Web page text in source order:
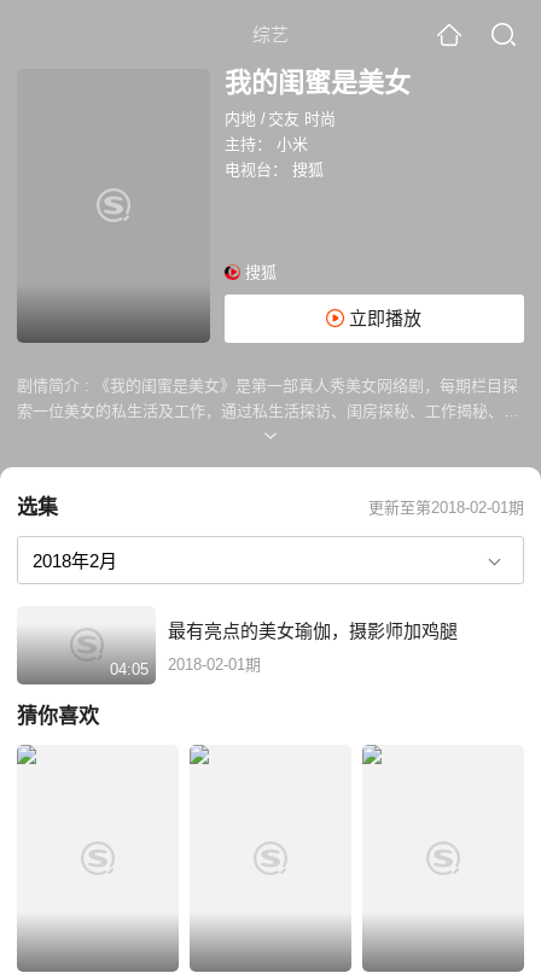
综艺
我的闺蜜是美女
内地 / 交友 时尚
主持：
小米
电视台：
搜狐
搜狐
立即播放
剧情简介 :
《我的闺蜜是美女》是第一部真人秀美女网络剧，每期栏目探
索一位美女的私生活及工作，通过私生活探访、闺房探秘、工作揭秘、闺
蜜爆料、社会调查等几个方面组成。让观众更具了解不同美女的生活状
选集 更新至第2018-02-01期
04:05
最有亮点的美女瑜伽，摄影师加鸡腿
2018-02-01期
猜你喜欢